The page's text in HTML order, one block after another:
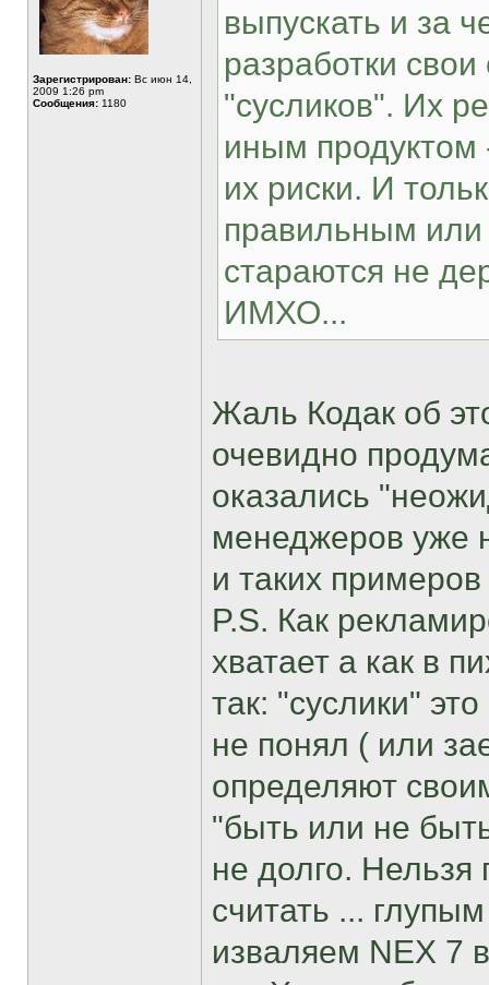
Зарегистрирован: Вс июн 14,
2009 1:26 pm
Сообщения: 1180
выпускать и за
разработки
"сусликов". Их
иным продуктом
их риски. И
правильным или
стараются не
ИМХО...
Жаль Кодак об
очевидно
оказались
менеджеров уже
и таких
P.S. Как
хватает а как в
так: "суслики"
не понял ( или
определяют
"быть или не
не долго. Нельзя
считать ...
изваляем NEX 7